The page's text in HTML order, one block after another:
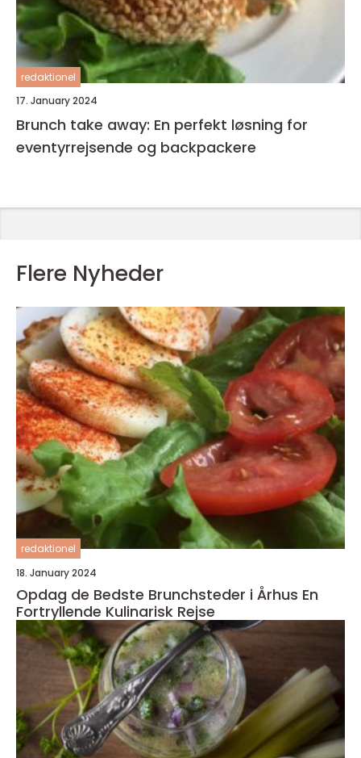
redaktionel
17. January 2024
Brunch take away: En perfekt løsning for
eventyrrejsende og backpackere
Flere Nyheder
redaktionel
18. January 2024
Opdag de Bedste Brunchsteder i Århus En
Fortryllende Kulinarisk Rejse